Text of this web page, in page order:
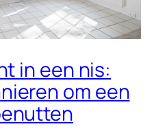
in een nis:
om een